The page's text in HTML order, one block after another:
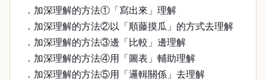
．加深理解的方法①「寫出來」理解
．加深理解的方法②以「順藤摸瓜」的方式去理解
．加深理解的方法③邊「比較」邊理解
．加深理解的方法④用「圖表」輔助理解
．加深理解的方法⑤用「邏輯關係」去理解